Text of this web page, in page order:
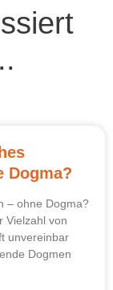
Dogma?
– ohne Dogma?
Vielzahl von
unvereinbar
Dogmen